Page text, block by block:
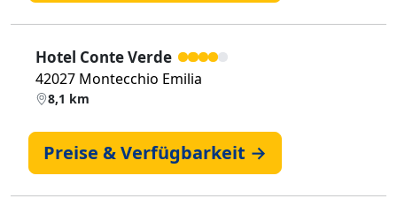
Hotel Conte Verde
42027 Montecchio Emilia
8,1 km
Preise & Verfügbarkeit →